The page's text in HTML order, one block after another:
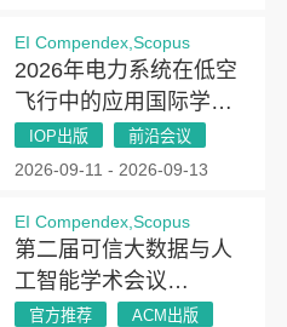
EI Compendex,Scopus
2026年电力系统在低空
飞行中的应用国际学术
会议（PSLAF 2026）
IOP出版 前沿会议
2026-09-11 - 2026-09-13
EI Compendex,Scopus
第二届可信大数据与人
工智能学术会议
(ICTBAI 2026)
官方推荐 ACM出版